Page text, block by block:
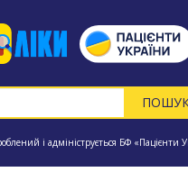
і адмініструється БФ «Пацієнти